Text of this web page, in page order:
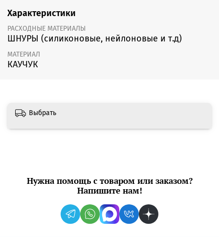
Характеристики
РАСХОДНЫЕ МАТЕРИАЛЫ
ШНУРЫ (силиконовые, нейлоновые и т.д)
МАТЕРИАЛ
КАУЧУК
Выбрать
Нужна помощь с товаром или заказом?
Напишите нам!